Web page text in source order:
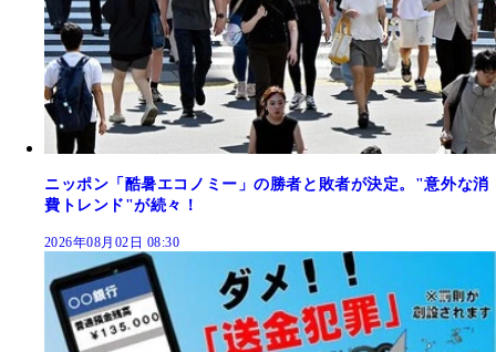
ニッポン「酷暑エコノミー」の勝者と敗者が決定。"意外な消
費トレンド"が続々！
2026年08月02日 08:30